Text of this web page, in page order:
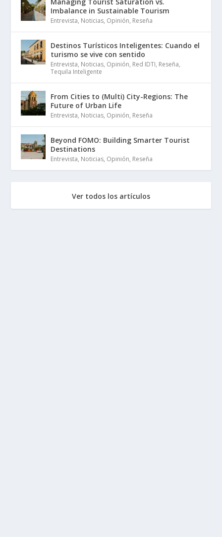
Managing Tourist Saturation vs.
Imbalance in Sustainable Tourism
Entrevista, Noticias, Opinión, Reseña
Destinos Turísticos Inteligentes: Cuando el
turismo se vive con sentido
Entrevista, Noticias, Opinión, Red IDTI, Reseña,
Tequila Inteligente
From Cities to (Multi) City-Regions: The
Future of Urban Life
Entrevista, Noticias, Opinión, Reseña
Beyond FOMO: Building Smarter Tourist
Destinations
Entrevista, Noticias, Opinión, Reseña
Ver todos los artículos